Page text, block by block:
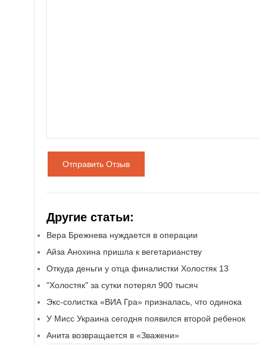
Отправить Отзыв
Другие статьи:
Вера Брежнева нуждается в операции
Айза Анохина пришла к вегетарианству
Откуда деньги у отца финалистки Холостяк 13
"Холостяк" за сутки потерял 900 тысяч
Экс-солистка «ВИА Гра» призналась, что одинока
У Мисс Украина сегодня появился второй ребенок
Анита возвращается в «Зважени»